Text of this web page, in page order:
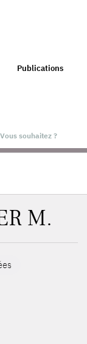
Publications
M.